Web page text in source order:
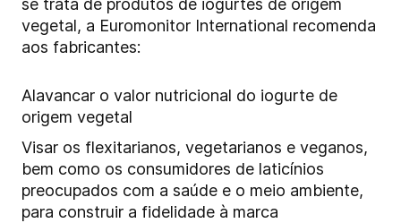
se trata de produtos de iogurtes de origem
vegetal, a Euromonitor International recomenda
aos fabricantes:
Alavancar o valor nutricional do iogurte de
origem vegetal
Visar os flexitarianos, vegetarianos e veganos,
bem como os consumidores de laticínios
preocupados com a saúde e o meio ambiente,
para construir a fidelidade à marca